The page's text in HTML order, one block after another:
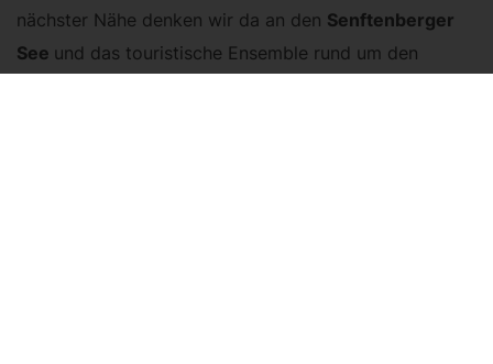
nächster Nähe denken wir da an den Senftenberger
See und das touristische Ensemble rund um den